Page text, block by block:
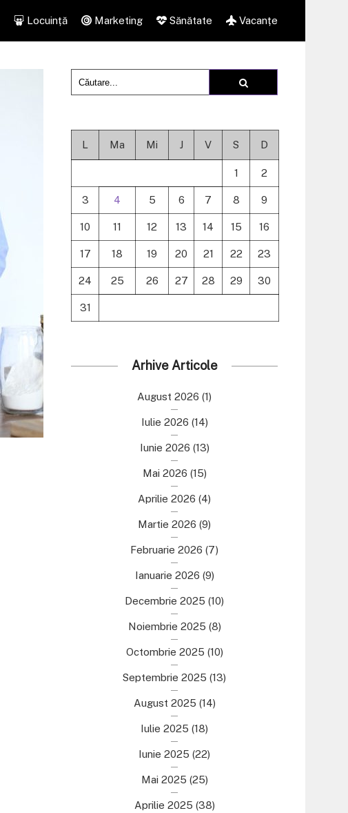
Locuință Marketing Sănătate Vacanțe
L Ma Mi J V S D
1 2
3 4 5 6 7 8 9
10 11 12 13 14 15 16
17 18 19 20 21 22 23
24 25 26 27 28 29 30
31
Arhive Articole
August 2026 (1)
Iulie 2026 (14)
Iunie 2026 (13)
Mai 2026 (15)
Aprilie 2026 (4)
Martie 2026 (9)
Februarie 2026 (7)
Ianuarie 2026 (9)
Decembrie 2025 (10)
Noiembrie 2025 (8)
Octombrie 2025 (10)
Septembrie 2025 (13)
August 2025 (14)
Iulie 2025 (18)
Iunie 2025 (22)
Mai 2025 (25)
Aprilie 2025 (38)